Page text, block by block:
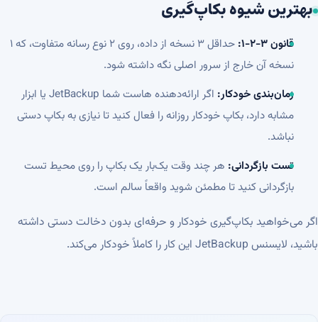
بهترین شیوه بکاپ‌گیری
قانون ۳-۲-۱:
حداقل ۳ نسخه از داده، روی ۲ نوع رسانه متفاوت، که ۱
نسخه آن خارج از سرور اصلی نگه داشته شود.
زمان‌بندی خودکار:
اگر ارائه‌دهنده هاست شما JetBackup یا ابزار
مشابه دارد، بکاپ خودکار روزانه را فعال کنید تا نیازی به بکاپ دستی
نباشد.
تست بازگردانی: هر چند وقت یک‌بار یک بکاپ را روی محیط تست
بازگردانی کنید تا مطمئن شوید واقعاً سالم است.
اگر می‌خواهید بکاپ‌گیری خودکار و حرفه‌ای بدون دخالت دستی داشته
باشید، لایسنس JetBackup این کار را کاملاً خودکار می‌کند.